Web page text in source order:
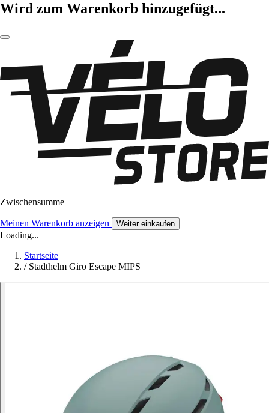
Wird zum Warenkorb hinzugefügt...
Zwischensumme
Meinen Warenkorb anzeigen Weiter einkaufen
Loading...
Startseite
/ Stadthelm Giro Escape MIPS